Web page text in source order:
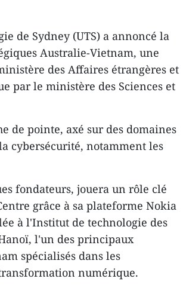
de Sydney (UTS) a annoncé la
Australie-Vietnam, une
des Affaires étrangères et
par le ministère des Sciences et
de pointe, axé sur des domaines
cybersécurité, notamment les
fondateurs, jouera un rôle clé
grâce à sa plateforme Nokia
à l'Institut de technologie des
l'un des principaux
spécialisés dans les
numérique.